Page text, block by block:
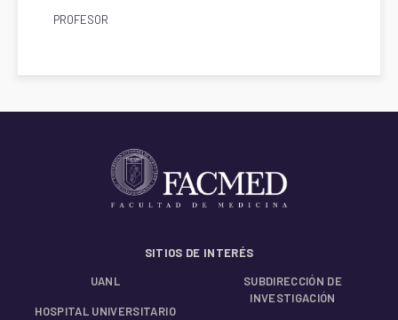
PROFESOR
SITIOS DE INTERÉS
UANL
HOSPITAL UNIVERSITARIO
SUBDIRECCIÓN DE
INVESTIGACIÓN